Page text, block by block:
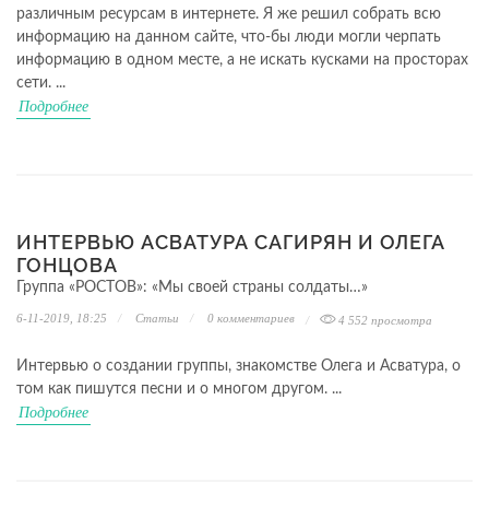
различным ресурсам в интернете. Я же решил собрать всю
информацию на данном сайте, что-бы люди могли черпать
информацию в одном месте, а не искать кусками на просторах
сети. ...
Подробнее
ИНТЕРВЬЮ АСВАТУРА САГИРЯН И ОЛЕГА
ГОНЦОВА
Группа «РОСТОВ»: «Мы своей страны солдаты…»
6-11-2019, 18:25 Статьи 0 комментариев 4 552 просмотра
Интервью о создании группы, знакомстве Олега и Асватура, о
том как пишутся песни и о многом другом. ...
Подробнее